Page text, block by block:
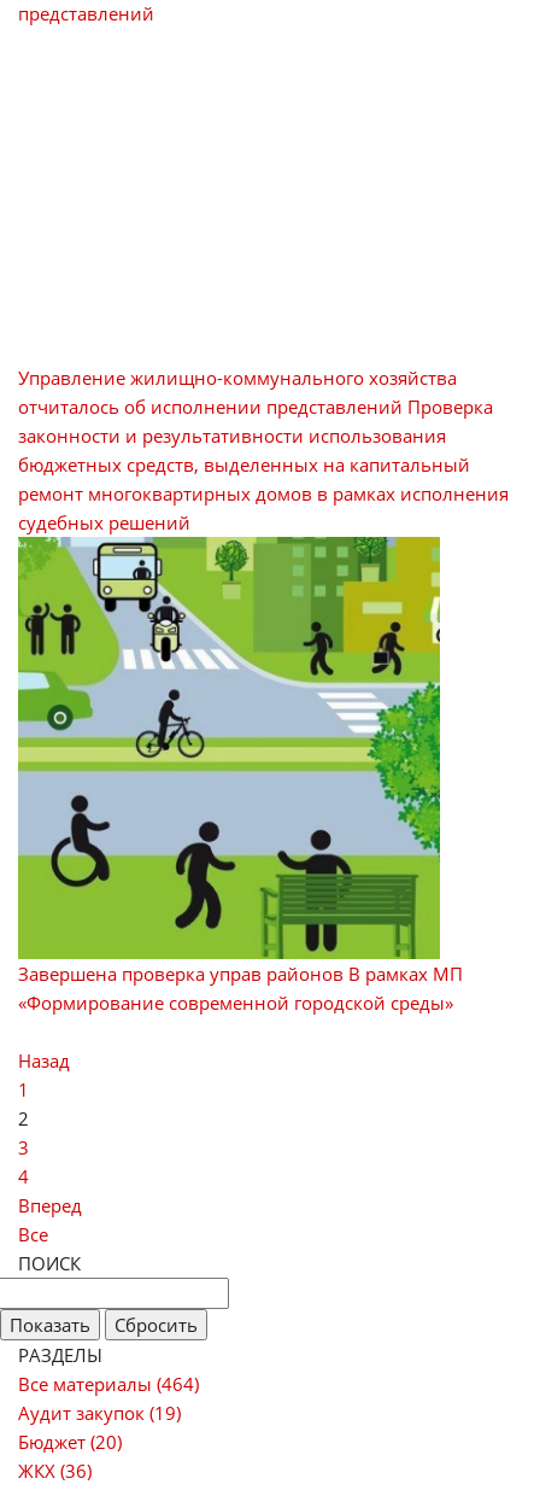
Управление жилищно-коммунального хозяйства
отчиталось об исполнении представлений Проверка
законности и результативности использования
бюджетных средств, выделенных на капитальный
ремонт многоквартирных домов в рамках исполнения
судебных решений
Завершена проверка управ районов В рамках МП
«Формирование современной городской среды»
Назад
1
2
3
4
Вперед
Все
ПОИСК
РАЗДЕЛЫ
Все материалы (464)
Аудит закупок (19)
Бюджет (20)
ЖКХ (36)